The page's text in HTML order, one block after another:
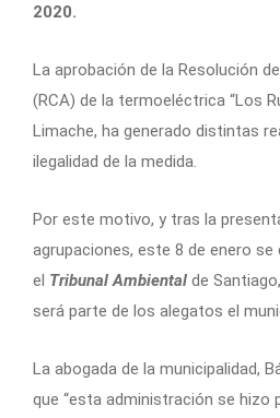
2020.
La aprobación de la Resolución
(RCA) de la termoeléctrica “Los
Limache, ha generado distintas
ilegalidad de la medida.
Por este motivo, y tras la
agrupaciones, este 8 de enero
el Tribunal Ambiental de
será parte de los alegatos el
La abogada de la municipalidad,
que “esta administración se hizo